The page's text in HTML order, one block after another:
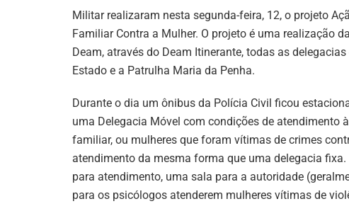
Militar realizaram nesta segunda-feira, 12, o projeto
Familiar Contra a Mulher. O projeto é uma realização
Deam, através do Deam Itinerante, todas as
Estado e a Patrulha Maria da Penha.
Durante o dia um ônibus da Polícia Civil ficou
uma Delegacia Móvel com condições de atendimento
familiar, ou mulheres que foram vítimas de crimes
atendimento da mesma forma que uma delegacia
para atendimento, uma sala para a autoridade
para os psicólogos atenderem mulheres vítimas de